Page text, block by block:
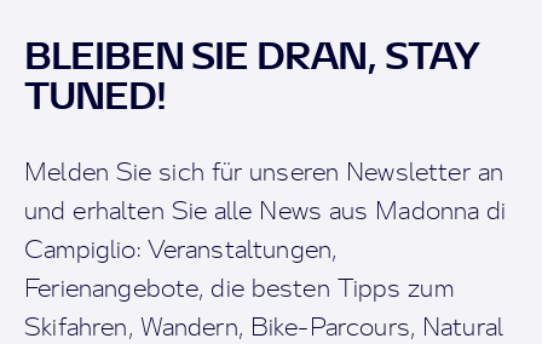
BLEIBEN SIE DRAN, STAY
TUNED!
Melden Sie sich für unseren Newsletter an
und erhalten Sie alle News aus Madonna di
Campiglio: Veranstaltungen,
Ferienangebote, die besten Tipps zum
Skifahren, Wandern, Bike-Parcours, Natural